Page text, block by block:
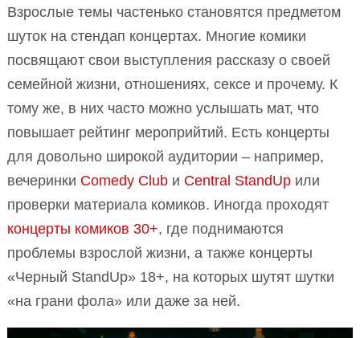
Взрослые темы частенько становятся предметом
шуток на стендап концертах. Многие комики
посвящают свои выступления рассказу о своей
семейной жизни, отношениях, сексе и прочему. К
тому же, в них часто можно услышать мат, что
повышает рейтинг мероприйтий. Есть концерты
для довольно широкой аудитории – например,
вечеринки Comedy Club и Central StandUp или
проверки материала комиков. Иногда проходят
концерты комиков 30+, где поднимаются
проблемы взрослой жизни, а также концерты
«Черный StandUp» 18+, на которых шутят шутки
«на грани фола» или даже за ней.